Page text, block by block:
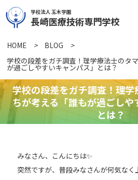
学校法人 玉木学園
長崎医療技術専門学校
学校の段差をガチ調査！理
ちが考える「誰もが過ごし
とは？
HOME > BLOG
>
学校の段差をガチ調査！理学療法士のタ
が過ごしやすいキャンパス」とは？
みなさん、こんにちは✨️
突然ですが、普段みなさんが何気なく
学校紹介
学科紹介
訪問者別